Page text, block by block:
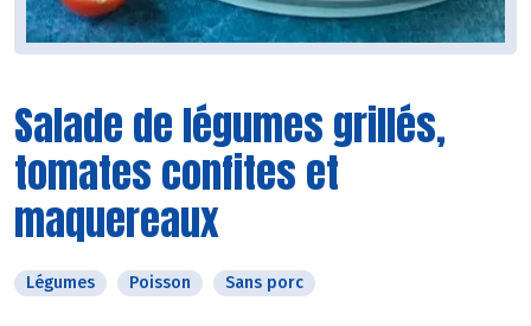
Salade de légumes grillés,
tomates confites et
maquereaux
Légumes Poisson Sans porc